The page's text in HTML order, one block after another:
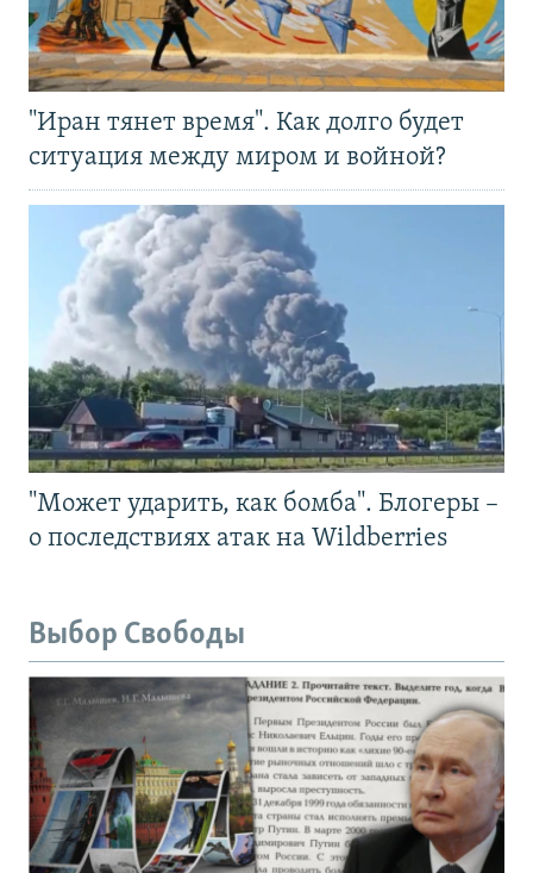
"Иран тянет время". Как долго будет
ситуация между миром и войной?
"Может ударить, как бомба". Блогеры –
о последствиях атак на Wildberries
Выбор Свободы